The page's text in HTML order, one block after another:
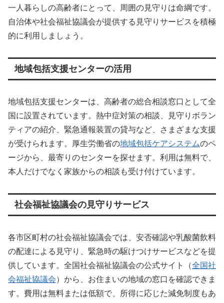
一人暮らしの高齢者にとって、周囲の見守りは命綱です。
自治体や社会福祉協議会が提供する見守りサービスを積極
的に利用しましょう。
地域包括支援センターの活用
地域包括支援センターは、高齢者の総合相談窓口として全
国に設置されています。熱中症対策の相談、見守りボラン
ティアの紹介、緊急通報装置の貸与など、さまざまな支援
が受けられます。厚生労働省の地域包括ケアシステムのペ
ージから、最寄りのセンターを探せます。利用は無料で、
本人だけでなく家族からの相談も受け付けています。
社会福祉協議会の見守りサービス
各市区町村の社会福祉協議会では、安否確認や乳酸菌飲料
の配達による見守り、緊急時の駆けつけサービスなどを提
供しています。全国社会福祉協議会の公式サイト（全国社
会福祉協議会）から、お住まいの地域の窓口を確認できま
す。費用は無料または低額で、所得に応じた減免制度もあ